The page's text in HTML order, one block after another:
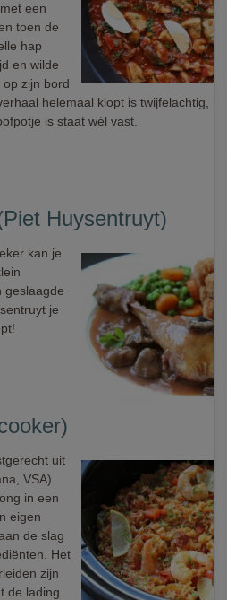
een
toen de
hap
en wilde
zijn bord
helemaal klopt is twijfelachtig,
is staat wél vast.
Huysentruyt)
kan je
geslaagde
je
uit
VSA).
in een
eigen
de slag
Het
zijn
de lading